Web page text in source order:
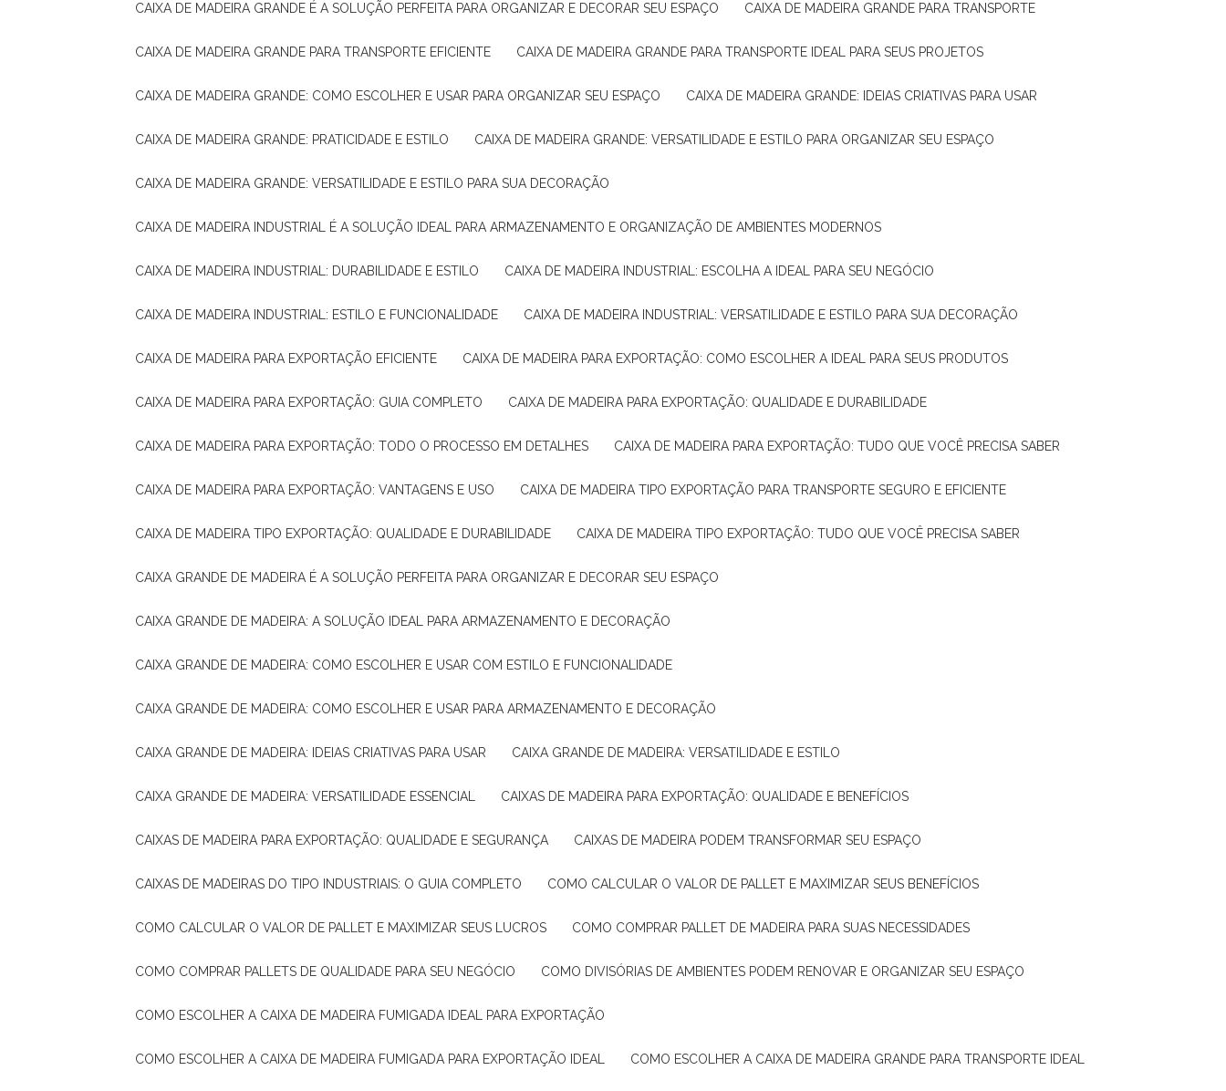
CAIXA DE MADEIRA GRANDE É A SOLUÇÃO PERFEITA PARA ORGANIZAR E DECORAR SEU ESPAÇO CAIXA DE MADEIRA GRANDE PARA TRANSPORTE
CAIXA DE MADEIRA GRANDE PARA TRANSPORTE EFICIENTE CAIXA DE MADEIRA GRANDE PARA TRANSPORTE IDEAL PARA SEUS PROJETOS
CAIXA DE MADEIRA GRANDE: COMO ESCOLHER E USAR PARA ORGANIZAR SEU ESPAÇO CAIXA DE MADEIRA GRANDE: IDEIAS CRIATIVAS PARA USAR
CAIXA DE MADEIRA GRANDE: PRATICIDADE E ESTILO CAIXA DE MADEIRA GRANDE: VERSATILIDADE E ESTILO PARA ORGANIZAR SEU ESPAÇO
CAIXA DE MADEIRA GRANDE: VERSATILIDADE E ESTILO PARA SUA DECORAÇÃO
CAIXA DE MADEIRA INDUSTRIAL É A SOLUÇÃO IDEAL PARA ARMAZENAMENTO E ORGANIZAÇÃO DE AMBIENTES MODERNOS
CAIXA DE MADEIRA INDUSTRIAL: DURABILIDADE E ESTILO CAIXA DE MADEIRA INDUSTRIAL: ESCOLHA A IDEAL PARA SEU NEGÓCIO
CAIXA DE MADEIRA INDUSTRIAL: ESTILO E FUNCIONALIDADE CAIXA DE MADEIRA INDUSTRIAL: VERSATILIDADE E ESTILO PARA SUA DECORAÇÃO
CAIXA DE MADEIRA PARA EXPORTAÇÃO EFICIENTE CAIXA DE MADEIRA PARA EXPORTAÇÃO: COMO ESCOLHER A IDEAL PARA SEUS PRODUTOS
CAIXA DE MADEIRA PARA EXPORTAÇÃO: GUIA COMPLETO CAIXA DE MADEIRA PARA EXPORTAÇÃO: QUALIDADE E DURABILIDADE
CAIXA DE MADEIRA PARA EXPORTAÇÃO: TODO O PROCESSO EM DETALHES CAIXA DE MADEIRA PARA EXPORTAÇÃO: TUDO QUE VOCÊ PRECISA SABER
CAIXA DE MADEIRA PARA EXPORTAÇÃO: VANTAGENS E USO CAIXA DE MADEIRA TIPO EXPORTAÇÃO PARA TRANSPORTE SEGURO E EFICIENTE
CAIXA DE MADEIRA TIPO EXPORTAÇÃO: QUALIDADE E DURABILIDADE CAIXA DE MADEIRA TIPO EXPORTAÇÃO: TUDO QUE VOCÊ PRECISA SABER
CAIXA GRANDE DE MADEIRA É A SOLUÇÃO PERFEITA PARA ORGANIZAR E DECORAR SEU ESPAÇO
CAIXA GRANDE DE MADEIRA: A SOLUÇÃO IDEAL PARA ARMAZENAMENTO E DECORAÇÃO
CAIXA GRANDE DE MADEIRA: COMO ESCOLHER E USAR COM ESTILO E FUNCIONALIDADE
CAIXA GRANDE DE MADEIRA: COMO ESCOLHER E USAR PARA ARMAZENAMENTO E DECORAÇÃO
CAIXA GRANDE DE MADEIRA: IDEIAS CRIATIVAS PARA USAR CAIXA GRANDE DE MADEIRA: VERSATILIDADE E ESTILO
CAIXA GRANDE DE MADEIRA: VERSATILIDADE ESSENCIAL CAIXAS DE MADEIRA PARA EXPORTAÇÃO: QUALIDADE E BENEFÍCIOS
CAIXAS DE MADEIRA PARA EXPORTAÇÃO: QUALIDADE E SEGURANÇA CAIXAS DE MADEIRA PODEM TRANSFORMAR SEU ESPAÇO
CAIXAS DE MADEIRAS DO TIPO INDUSTRIAIS: O GUIA COMPLETO COMO CALCULAR O VALOR DE PALLET E MAXIMIZAR SEUS BENEFÍCIOS
COMO CALCULAR O VALOR DE PALLET E MAXIMIZAR SEUS LUCROS COMO COMPRAR PALLET DE MADEIRA PARA SUAS NECESSIDADES
COMO COMPRAR PALLETS DE QUALIDADE PARA SEU NEGÓCIO COMO DIVISÓRIAS DE AMBIENTES PODEM RENOVAR E ORGANIZAR SEU ESPAÇO
COMO ESCOLHER A CAIXA DE MADEIRA FUMIGADA IDEAL PARA EXPORTAÇÃO
COMO ESCOLHER A CAIXA DE MADEIRA FUMIGADA PARA EXPORTAÇÃO IDEAL COMO ESCOLHER A CAIXA DE MADEIRA GRANDE PARA TRANSPORTE IDEAL